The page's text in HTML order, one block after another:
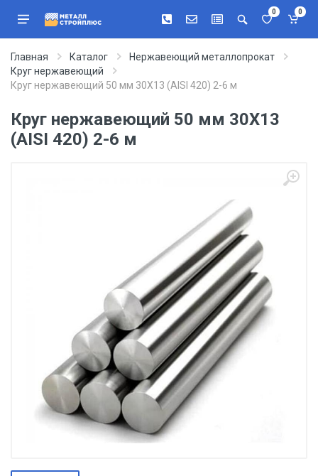
0 0
Главная Каталог
Нержавеющий металлопрокат
Круг нержавеющий
Круг нержавеющий 50 мм 30Х13 (AISI 420) 2-6 м
Круг нержавеющий 50 мм 30Х13
(AISI 420) 2-6 м